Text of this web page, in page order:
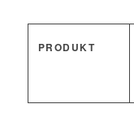
PRODUKT